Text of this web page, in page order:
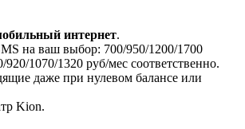
интернет.
на ваш выбор: 700/950/1200/1700
1070/1320 руб/мес соответственно.
даже при нулевом балансе или
Kion.